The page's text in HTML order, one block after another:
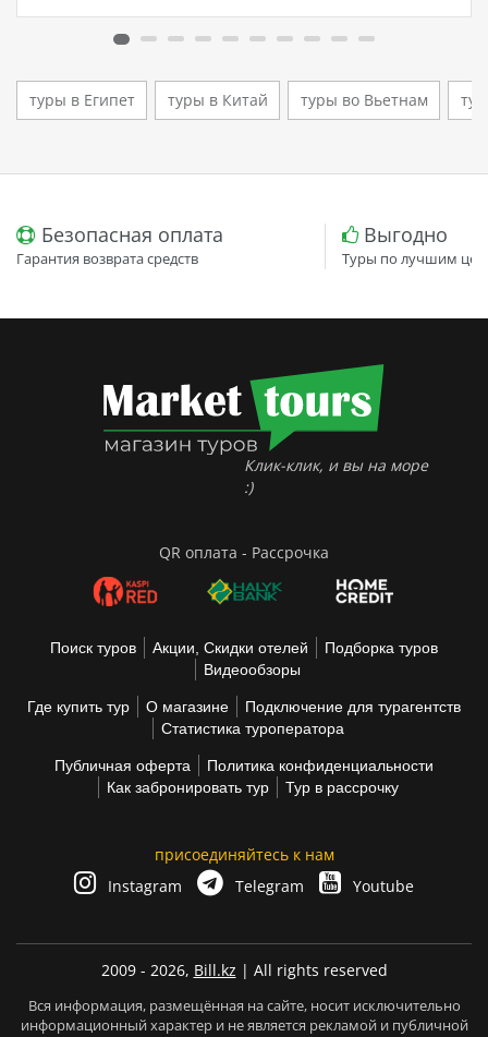
кто ищет семейный отель в…
туры в Египет туры в Китай туры во Вьетнам
Безопасная оплата
Гарантия возврата средств
Выгодно
Туры по лучшим
Клик-клик, и вы на море
:)
QR оплата - Рассрочка
Поиск туров Акции, Скидки отелей
Подборка туров
Видеообзоры
Где купить тур О магазине
Подключение для турагентств
Статистика туроператора
Публичная оферта
Политика конфиденциальности
Как забронировать тур
Тур в рассрочку
присоединяйтесь к нам
Instagram
Telegram Youtube
2009 - 2026, Bill.kz | All rights reserved
Вся информация, размещённая на сайте, носит исключительно
информационный характер и не является рекламой и публичной